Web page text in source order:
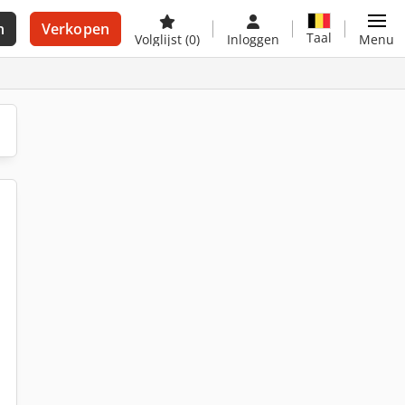
Verkopen
Volglijst (0) Inloggen Taal Menu